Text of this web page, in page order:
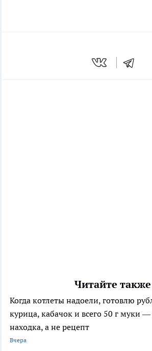
Читайте
Когда котлеты надоели, готовлю
курица, кабачок и всего 50 г муки
находка, а не рецепт
Вчера